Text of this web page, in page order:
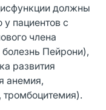
должны
пациентов с
члена
Пейрони),
развития
анемия,